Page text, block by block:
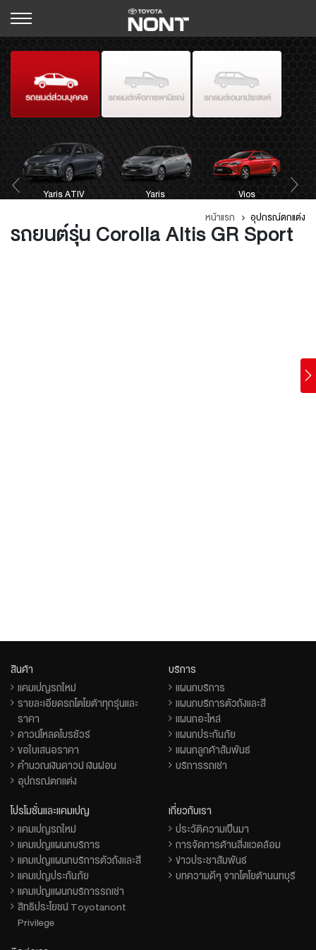
Yaris ATIV Yaris Vios
Hilux Revo Standard
Cab Hilux Revo Smart Cab Hilux Revo Double Cab
Avanza Sienta Innova Crysta
รถยนต์รุ่น Corolla Altis GR Sport
หน้าแรก อุปกรณ์ตกแต่ง
สินค้า
แคมเปญรถใหม่
รายละเอียดรถโตโยต้าทุกรุ่นและ
ราคา
ดาวน์โหลดโบรชัวร์
ขอใบเสนอราคา
คำนวณเงินดาวน์ เงินผ่อน
อุปกรณ์ตกแต่ง
บริการ
แผนกบริการ
แผนกบริการตัวถังและสี
แผนกอะไหล่
แผนกประกันภัย
แผนกลูกค้าสัมพันธ์
บริการรถเช่า
โปรโมชั่นและแคมเปญ
แคมเปญรถใหม่
แคมเปญแผนกบริการ
แคมเปญแผนกบริการตัวถังและสี
แคมเปญประกันภัย
แคมเปญแผนกบริการรถเช่า
สิทธิประโยชน์ Toyotanont
Privilege
เกี่ยวกับเรา
ประวัติความเป็นมา
การจัดการด้านสิ่งแวดล้อม
ข่าวประชาสัมพันธ์
บทความดีๆ จากโตโยต้านนทบุรี